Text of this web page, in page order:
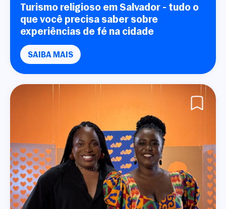
Turismo religioso em Salvador - tudo o
que você precisa saber sobre
experiências de fé na cidade
SAIBA MAIS